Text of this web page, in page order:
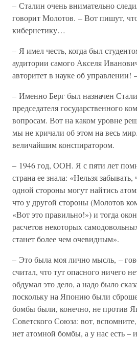
– Сталин очень внимательно
говорит Молотов. – Вот пишут,
кибернетику…
– Я имел честь, когда был
аудитории самого Акселя
авторитет в науке об управлении!
– Именно Берг был назначен
председателя государственного
вопросам. Вот на каком уровне
мы не кричали об этом на весь
величайшим конспиратором.
– 1946 год, ООН. Я с пяти лет
страна ее знала: «Нельзя
одной стороны могут найтись
что у другой стороны (Молотов
«Вот это правильно!») и тогда
расчетов некоторых
станет более чем очевидным».
– Это была моя лично мысль, –
считал, что тут опасного ничего
обдумал это дело, а надо было
поскольку на Японию были
бомбы были, конечно, не против
Советского Союза: вот,
нет атомной бомбы, а у нас есть –